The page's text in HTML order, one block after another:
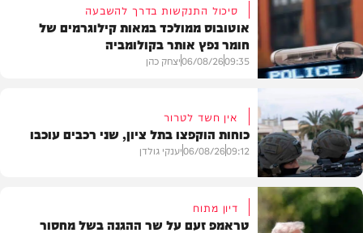
חדשות
סיכול התנקשות בדרך להשבעה
אוטובוס ממולכד במאות קילוגרמים של
חומר נפץ אותר בקולומביה
09:35
06/08/26יצחק כהן
אין חשד לטרור
כוחות הוקפצו בתל ציון, שני רכבים עוכבו
09:12
06/08/26יענקי גולדן
דיון מתוח
טראמפ זעם על שר ההגנה בשל מחסור